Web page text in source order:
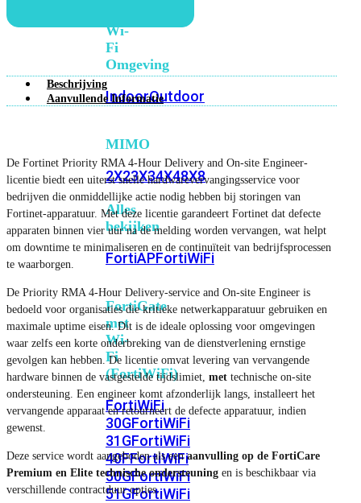
Wi-
Fi
Omgeving
IndoorOutdoor
MIMO
2X23X34X48X8
Alles
bekijken
FortiAPFortiWiFi
FortiGate
met
Wi-
Fi
(FortiWiFi)
FortiWiFi
30GFortiWiFi
31GFortiWiFi
40FFortiWiFi
50GFortiWiFi
51GFortiWiFi
Beschrijving
Aanvullende Informatie
De Fortinet Priority RMA 4-Hour Delivery and On-site Engineer-
licentie biedt een uiterst snelle hardwarevervangingsservice voor
bedrijven die onmiddellijke actie nodig hebben bij storingen van
Fortinet-apparatuur. Met deze licentie garandeert Fortinet dat defecte
apparaten binnen vier uur na de melding worden vervangen, wat helpt
om downtime te minimaliseren en de continuïteit van bedrijfsprocessen
te waarborgen.
De Priority RMA 4-Hour Delivery-service and On-site Engineer is
bedoeld voor organisaties die kritieke netwerkapparatuur gebruiken en
maximale uptime eisen. Dit is de ideale oplossing voor omgevingen
waar zelfs een korte onderbreking van de dienstverlening ernstige
gevolgen kan hebben. De licentie omvat levering van vervangende
hardware binnen de vastgestelde tijdslimiet, met technische on-site
ondersteuning. Een engineer komt afzonderlijk langs, installeert het
vervangende apparaat en retourneert de defecte apparatuur, indien
gewenst.
Deze service wordt aangeboden als eenaanvulling op de FortiCare
Premium en Elite technische ondersteuning en is beschikbaar via
verschillende contractduur opties.